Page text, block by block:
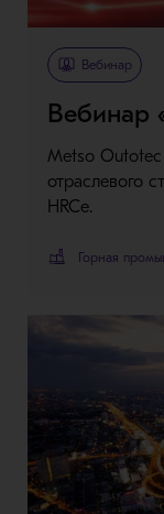
Вебинар
Вебинар
Metso Outotec
отраслевого
HRCe.
Горная